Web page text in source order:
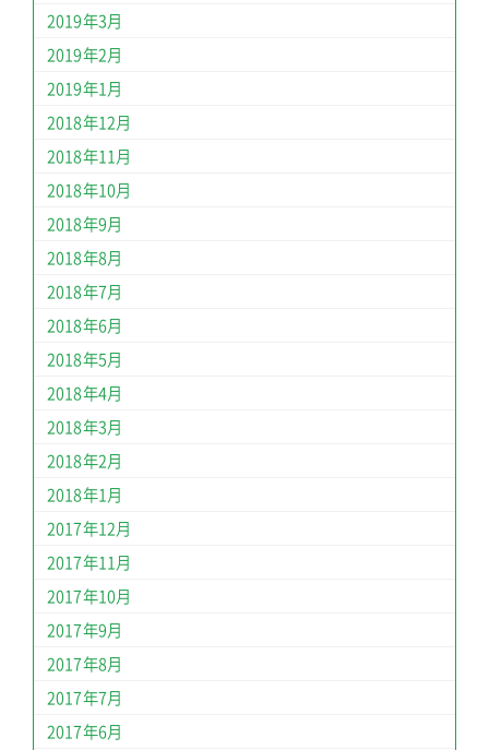
2019年3月
2019年2月
2019年1月
2018年12月
2018年11月
2018年10月
2018年9月
2018年8月
2018年7月
2018年6月
2018年5月
2018年4月
2018年3月
2018年2月
2018年1月
2017年12月
2017年11月
2017年10月
2017年9月
2017年8月
2017年7月
2017年6月